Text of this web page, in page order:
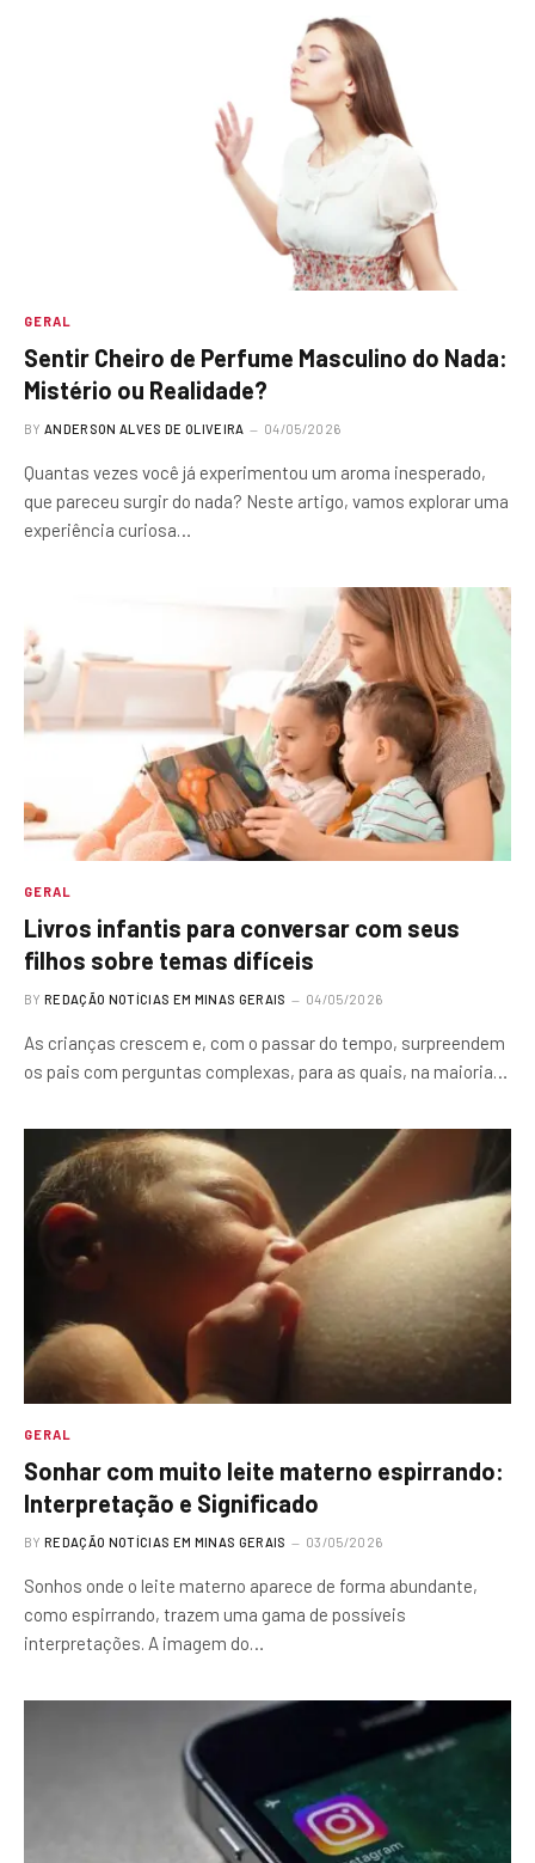
GERAL
Sentir Cheiro de Perfume Masculino do Nada:
Mistério ou Realidade?
BY ANDERSON ALVES DE OLIVEIRA 04/05/2026
Quantas vezes você já experimentou um aroma inesperado,
que pareceu surgir do nada? Neste artigo, vamos explorar uma
experiência curiosa…
GERAL
Livros infantis para conversar com seus
filhos sobre temas difíceis
BY REDAÇÃO NOTÍCIAS EM MINAS GERAIS 04/05/2026
As crianças crescem e, com o passar do tempo, surpreendem
os pais com perguntas complexas, para as quais, na maioria…
GERAL
Sonhar com muito leite materno espirrando:
Interpretação e Significado
BY REDAÇÃO NOTÍCIAS EM MINAS GERAIS 03/05/2026
Sonhos onde o leite materno aparece de forma abundante,
como espirrando, trazem uma gama de possíveis
interpretações. A imagem do…